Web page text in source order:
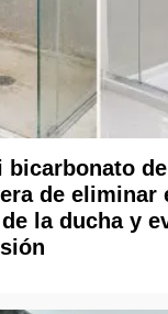
bicarbonato
de eliminar
la ducha y